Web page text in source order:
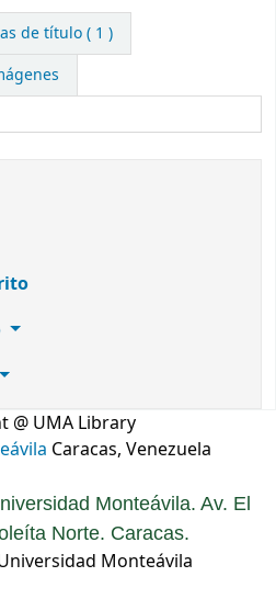
de título ( 1 )
@ UMA Library
Caracas, Venezuela
Monteávila. Av. El
Norte. Caracas.
Monteávila